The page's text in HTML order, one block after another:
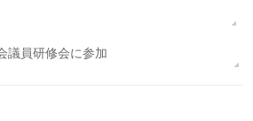
議員研修会に参加